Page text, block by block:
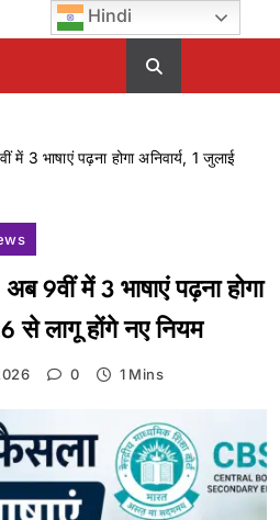
3 भाषाएं पढ़ना होगा अनिवार्य, 1 जुलाई
9वीं में 3 भाषाएं पढ़ना होगा
से लागू होंगे नए नियम
0 1 Mins
Hindi